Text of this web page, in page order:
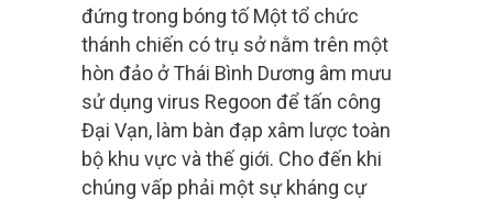
đứng trong bóng tố Một tổ chức
thánh chiến có trụ sở nằm trên một
hòn đảo ở Thái Bình Dương âm mưu
sử dụng virus Regoon để tấn công
Đại Vạn, làm bàn đạp xâm lược toàn
bộ khu vực và thế giới. Cho đến khi
chúng vấp phải một sự kháng cự